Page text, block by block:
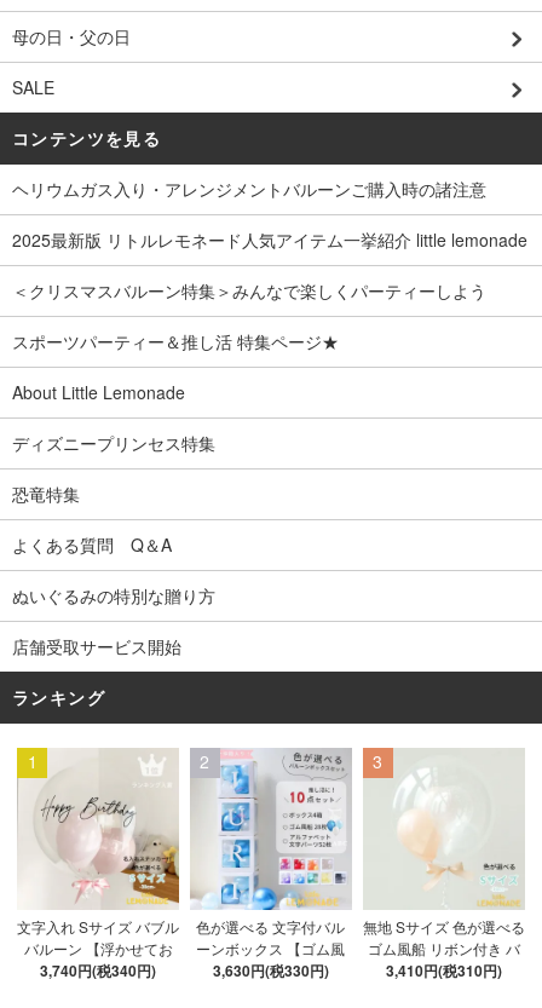
母の日・父の日
SALE
コンテンツを見る
ヘリウムガス入り・アレンジメントバルーンご購入時の諸注意
2025最新版 リトルレモネード人気アイテム一挙紹介 little lemonade
＜クリスマスバルーン特集＞みんなで楽しくパーティーしよう
スポーツパーティー＆推し活 特集ページ★
About Little Lemonade
ディズニープリンセス特集
恐竜特集
よくある質問 Q＆A
ぬいぐるみの特別な贈り方
店舗受取サービス開始
ランキング
1
文字入れ Sサイズ バブル
バルーン 【浮かせてお
届け】 バルーン
3,740円(税340円)
2
色が選べる 文字付バル
ーンボックス 【ゴム風
船&文字パーツ付き】 DI
3,630円(税330円)
3
無地 Sサイズ 色が選べる
ゴム風船 リボン付き バ
ブルバルーン 【浮かせ
3,410円(税310円)